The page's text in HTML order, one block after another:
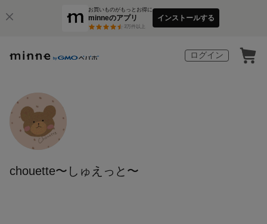
お買いものがもっとお得に
minneのアプリ
3万件以上
インストールする
ログイン
chouette〜しゅえっと〜